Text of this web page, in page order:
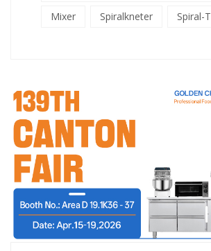
Mixer
Spiralkneter Spiral-